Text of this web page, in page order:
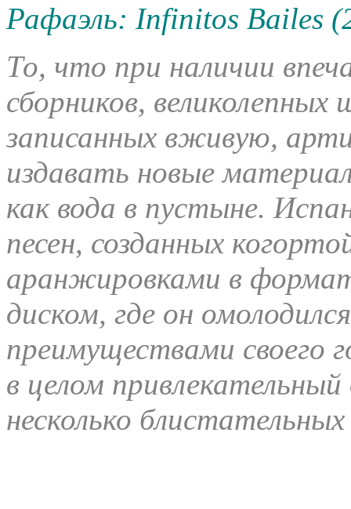
Рафаэль: Infinitos Bailes
То, что при наличии
сборников, великолепных
записанных вживую,
издавать новые
как вода в пустыне.
песен, созданных
аранжировками в
диском, где он
преимуществами своего
в целом
несколько